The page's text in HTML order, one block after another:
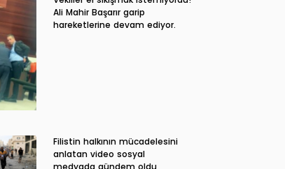
Ali Mahir Başarır garip
hareketlerine devam ediyor.
Filistin halkının mücadelesini
anlatan video sosyal
medyada gündem oldu